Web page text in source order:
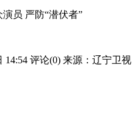
兹隐私
员 严防“潜伏者”
14:54 评论(0) 来源：辽宁卫视